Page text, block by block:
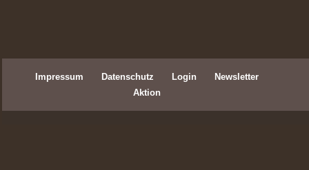
Impressum Datenschutz Login
Newsletter
Aktion